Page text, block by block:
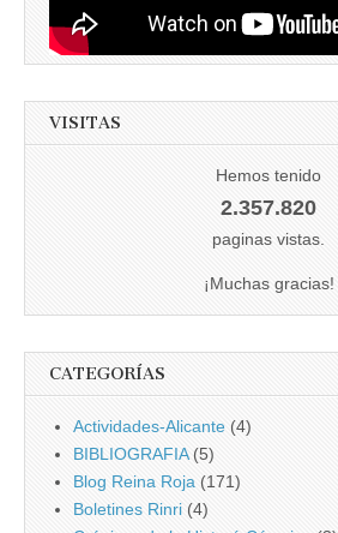
VISITAS
Hemos tenido
2.357.820
paginas vistas.
¡Muchas gracias!
CATEGORÍAS
Actividades-Alicante (4)
BIBLIOGRAFIA(5)
Blog Reina Roja (171)
Boletines Rinri (4)